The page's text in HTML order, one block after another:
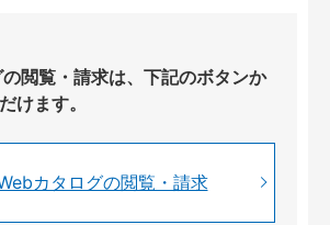
閲覧・請求は、下記のボタンか
けます。
カタログの閲覧・請求